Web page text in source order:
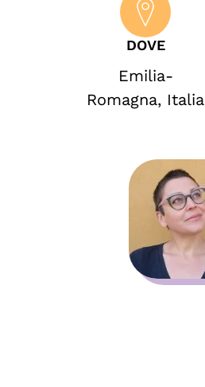
DOVE
Emilia-
Romagna, Italia